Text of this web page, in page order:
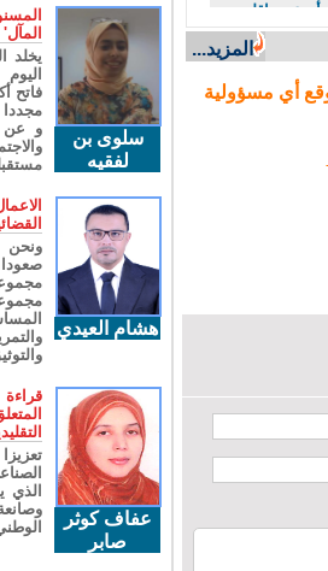
بإقليم
المزيد...
أي مسؤولية
سلوى بن
لفقيه
المآل'
يخلد
اليوم
فاتح
مجددا
و عن
مستقبله
هشام العيدي
القضائية
عفاف كوثر
صابر
التقليدية
الوطني